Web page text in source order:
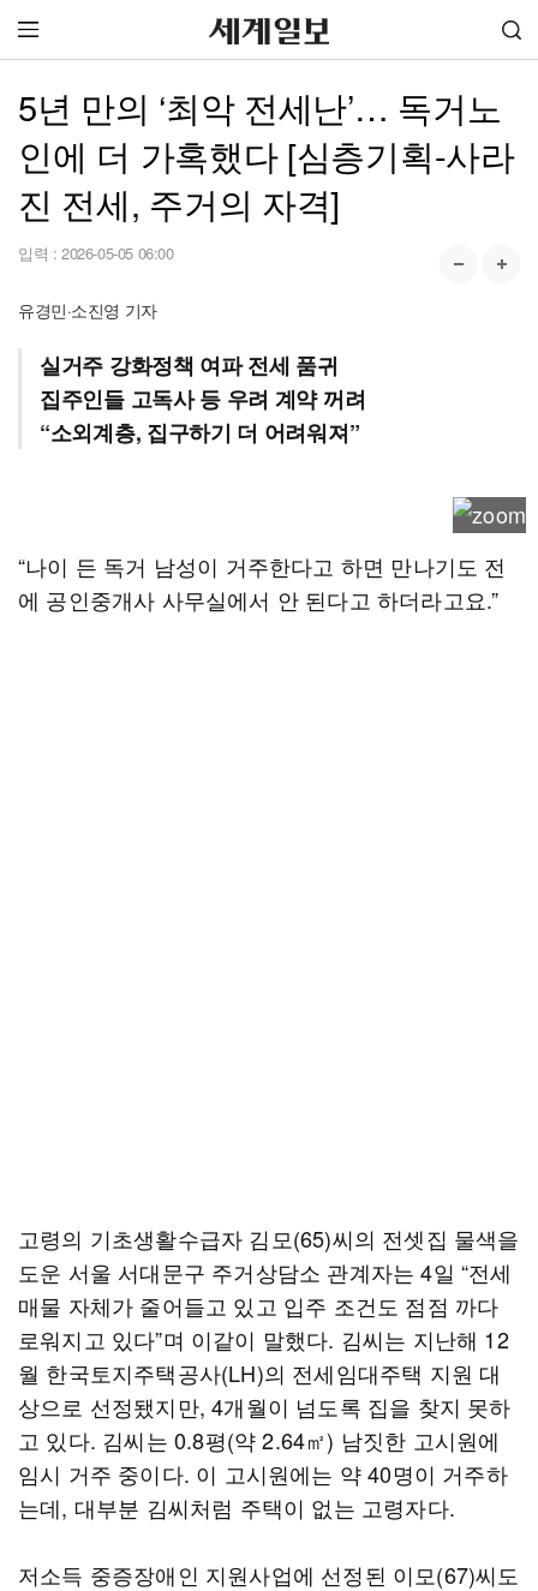
5년 만의 ‘최악 전세난’… 독거노
인에 더 가혹했다 [심층기획-사라
진 전세, 주거의 자격]
입력 : 2026-05-05 06:00
유경민·소진영 기자
실거주 강화정책 여파 전세 품귀
집주인들 고독사 등 우려 계약 꺼려
“소외계층, 집구하기 더 어려워져”
“나이 든 독거 남성이 거주한다고 하면 만나기도 전
에 공인중개사 사무실에서 안 된다고 하더라고요.”
고령의 기초생활수급자 김모(65)씨의 전셋집 물색을
도운 서울 서대문구 주거상담소 관계자는 4일 “전세
매물 자체가 줄어들고 있고 입주 조건도 점점 까다
로워지고 있다”며 이같이 말했다. 김씨는 지난해 12
월 한국토지주택공사(LH)의 전세임대주택 지원 대
상으로 선정됐지만, 4개월이 넘도록 집을 찾지 못하
고 있다. 김씨는 0.8평(약 2.64㎡) 남짓한 고시원에
임시 거주 중이다. 이 고시원에는 약 40명이 거주하
는데, 대부분 김씨처럼 주택이 없는 고령자다.
저소득 중증장애인 지원사업에 선정된 이모(67)씨도